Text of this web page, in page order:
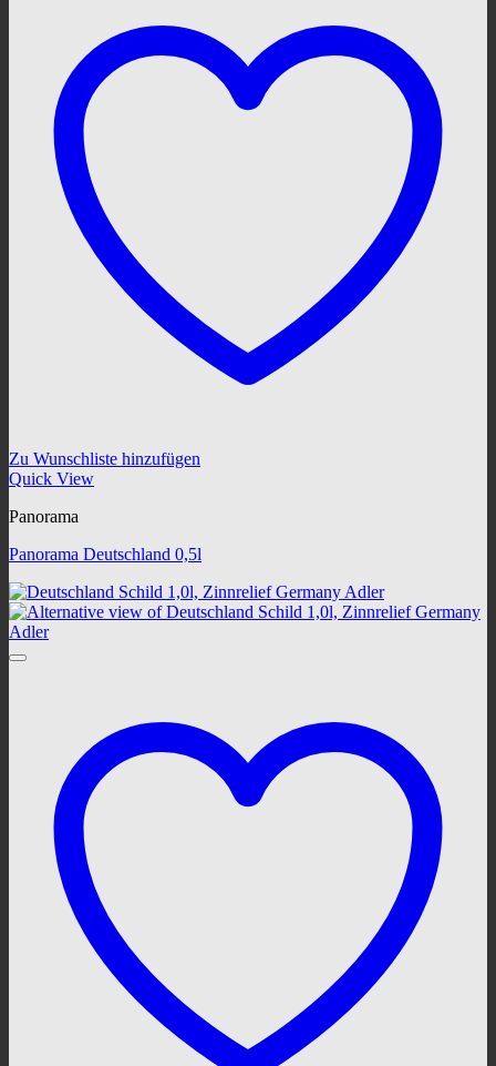
Zu Wunschliste hinzufügen
Quick View
Panorama
Panorama Deutschland 0,5l